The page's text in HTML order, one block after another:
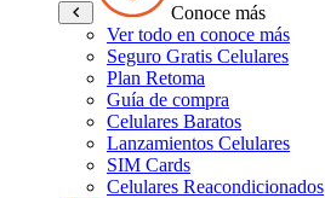
Conoce más
Ver todo en conoce más
Seguro Gratis Celulares
Plan Retoma
Guía de compra
Celulares Baratos
Lanzamientos Celulares
SIM Cards
Celulares Reacondicionados